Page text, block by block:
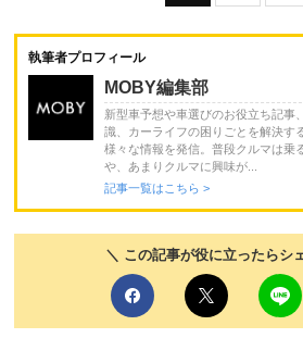
執筆者プロフィール
MOBY編集部
新型車予想や車選びのお役立ち記事
識、カーライフの困りごとを解決す
様々な情報を発信。普段クルマは乗
や、あまりクルマに興味が...
記事一覧はこちら >
＼ この記事が役に立ったらシ